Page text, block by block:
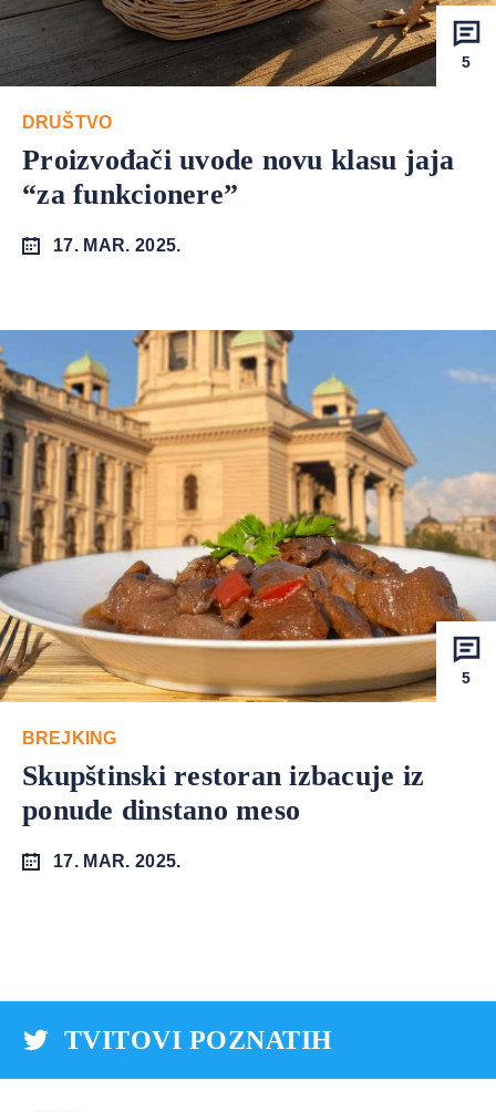
5
DRUŠTVO
Proizvođači uvode novu klasu jaja
“za funkcionere”
17. MAR. 2025.
5
BREJKING
Skupštinski restoran izbacuje iz
ponude dinstano meso
17. MAR. 2025.
TVITOVI POZNATIH